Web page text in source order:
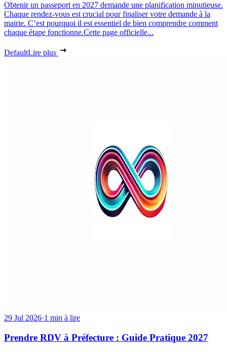
Obtenir un passeport en 2027 demande une planification minutieuse.
Chaque rendez-vous est crucial pour finaliser votre demande à la
mairie. C’est pourquoi il est essentiel de bien comprendre comment
chaque étape fonctionne.Cette page officielle...
DefaultLire plus
29 Jul 2026·1 min à lire
Prendre RDV à Préfecture : Guide Pratique 2027